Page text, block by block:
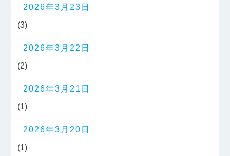
2026年3月23日
(3)
2026年3月22日
(2)
2026年3月21日
(1)
2026年3月20日
(1)